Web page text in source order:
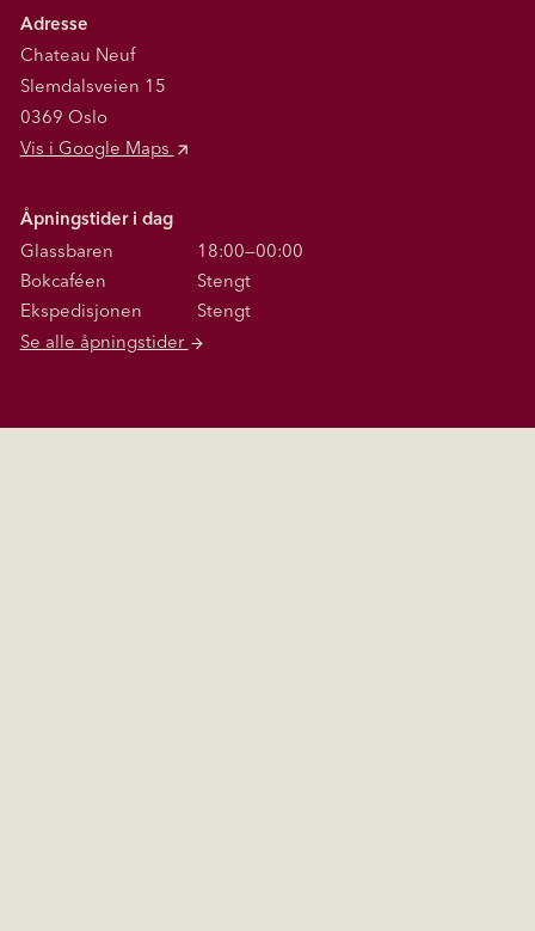
Adresse
Chateau Neuf
Slemdalsveien 15
0369 Oslo
Vis i Google Maps
Åpningstider i dag
Glassbaren
18:00—00:00
Bokcaféen
Stengt
Ekspedisjonen
Stengt
Se alle åpningstider